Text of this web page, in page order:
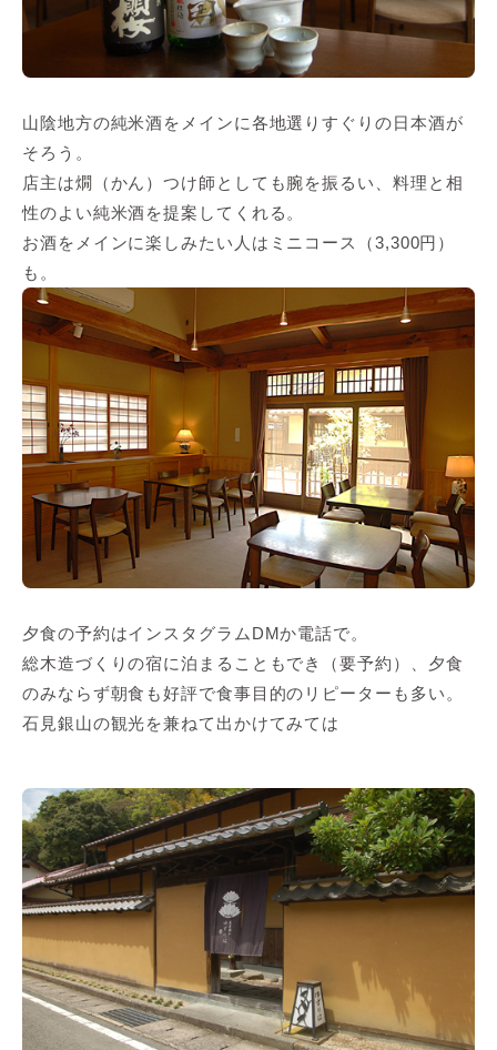
山陰地方の純米酒をメインに各地選りすぐりの日本酒が
そろう。
店主は燗（かん）つけ師としても腕を振るい、料理と相
性のよい純米酒を提案してくれる。
お酒をメインに楽しみたい人はミニコース（3,300円）
も。
夕食の予約はインスタグラムDMか電話で。
総木造づくりの宿に泊まることもでき（要予約）、夕食
のみならず朝食も好評で食事目的のリピーターも多い。
石見銀山の観光を兼ねて出かけてみては